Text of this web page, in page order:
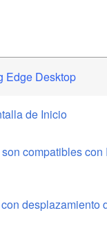
Edge Desktop
de Inicio
compatibles
desplazamiento